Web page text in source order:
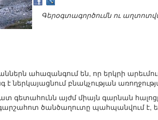
Գերօգտագործումն ու
ահազանգում են, որ երկրի
ներկայացնում բնակչության
գետահունն այժմ միայն գարնան
ծանծաղուտը պահպանվում է,